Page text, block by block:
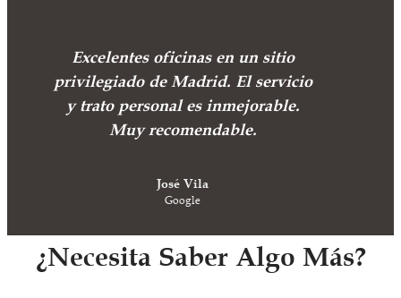
Excelentes oficinas en un sitio
privilegiado de Madrid. El servicio
y trato personal es inmejorable.
Muy recomendable.
José Vila
Google
¿Necesita Saber Algo Más?